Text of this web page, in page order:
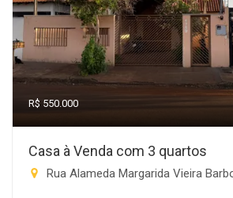
R$ 550.000
Casa à Venda com 3 quartos
Rua Alameda Margarida Vieira Barbosa, 1759 -